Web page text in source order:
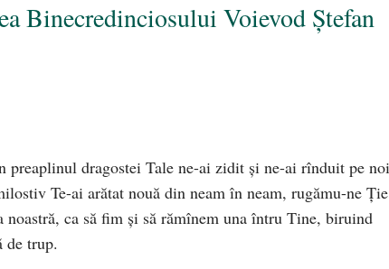
Binecredinciosului Voievod Ştefan
dragostei Tale ne-ai zidit şi ne-ai rînduit pe noi
Te-ai arătat nouă din neam în neam, rugămu-ne Ţie
ca să fim şi să rămînem una întru Tine, biruind
de trup.